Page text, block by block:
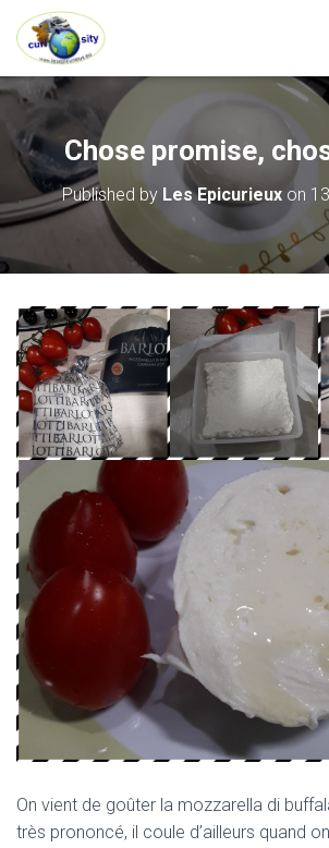
Chose promise,
Published by Les Epicurieux on
On vient de goûter la mozzarella di
très prononcé, il coule d’ailleurs quand